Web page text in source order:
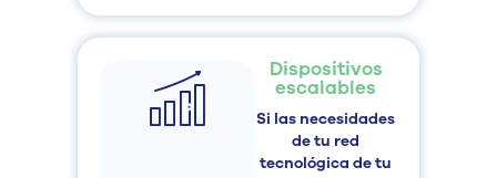
Dispositivos
escalables
Si las necesidades
de tu red
tecnológica de tu